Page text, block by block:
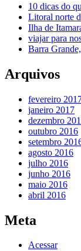
10 dicas do
Litoral norte
Ilha de
viajar para
Barra
Arquivos
fevereiro
janeiro 2017
dezembro
outubro 2016
setembro
agosto 2016
julho 2016
junho 2016
maio 2016
abril 2016
Meta
Acessar